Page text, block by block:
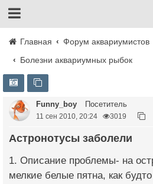
Главная
Форум аквариумистов
Болезни аквариумных рыбок
Funny_boy Посетитель
11 сен 2010, 20:24 3019
Астронотусы заболели
1. Описание проблемы- на
мелкие белые пятна, как